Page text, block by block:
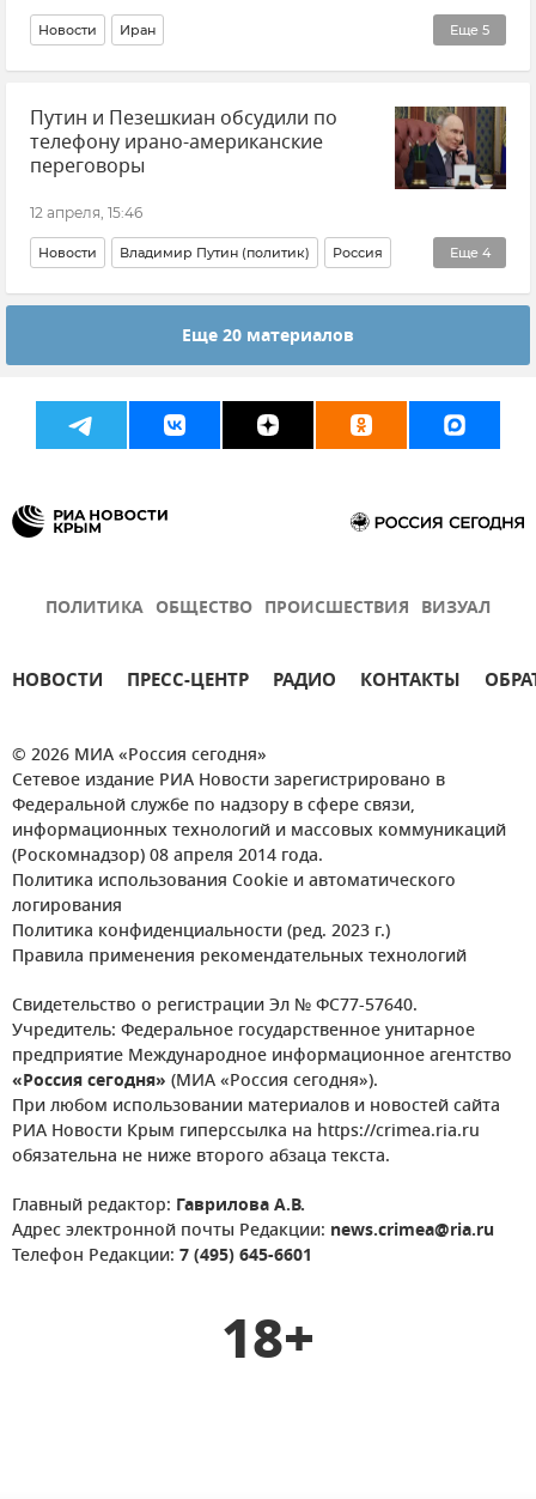
Еще 5
Новости Иран
Обострение между Ираном и США
Обострение между Израилем и Ираном
Ближний Восток Ормузский пролив
Путин и Пезешкиан обсудили по
телефону ирано-американские
переговоры
12 апреля, 15:46
Еще 4
Новости Владимир Путин (политик) Россия
Масуд Пезешкиан Иран Политика В мире
Еще 20 материалов
ПОЛИТИКА ОБЩЕСТВО ПРОИСШЕСТВИЯ ВИЗУАЛ
НОВОСТИ ПРЕСС-ЦЕНТР РАДИО КОНТАКТЫ
© 2026 МИА «Россия сегодня»
Сетевое издание РИА Новости зарегистрировано в
Федеральной службе по надзору в сфере связи,
информационных технологий и массовых коммуникаций
(Роскомнадзор) 08 апреля 2014 года.
Политика использования Cookie и автоматического
логирования
Политика конфиденциальности (ред. 2023 г.)
Правила применения рекомендательных технологий
Свидетельство о регистрации Эл № ФС77-57640.
Учредитель: Федеральное государственное унитарное
предприятие Международное информационное агентство
«Россия сегодня» (МИА «Россия сегодня»).
При любом использовании материалов и новостей сайта
РИА Новости Крым гиперссылка на https://crimea.ria.ru
обязательна не ниже второго абзаца текста.
Главный редактор: Гаврилова А.В.
Адрес электронной почты Редакции: news.crimea@ria.ru
Телефон Редакции: 7 (495) 645-6601
18+